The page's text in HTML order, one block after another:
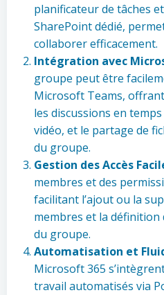
planificateur de tâches et
SharePoint dédié,
collaborer efficacement.
Intégration avec
groupe peut être
Microsoft Teams,
les discussions en
vidéo, et le partage de
du groupe.
Gestion des Accès
membres et des
facilitant l’ajout ou la
membres et la définition
du groupe.
Automatisation et
Microsoft 365
travail automatisés via